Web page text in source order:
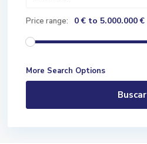
Price range: 0 € to 5.000.000 €
More Search Options
Buscar